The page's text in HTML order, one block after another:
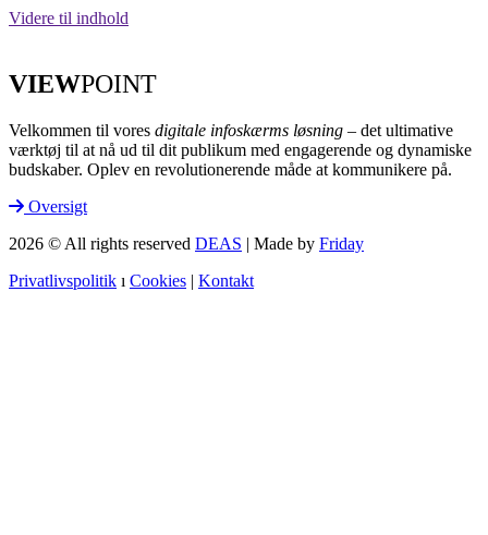
Videre til indhold
VIEWPOINT
Velkommen til vores digitale infoskærms løsning – det ultimative
værktøj til at nå ud til dit publikum med engagerende og dynamiske
budskaber. Oplev en revolutionerende måde at kommunikere på.
Oversigt
2026 © All rights reserved DEAS | Made by Friday
Privatlivspolitik ı Cookies | Kontakt